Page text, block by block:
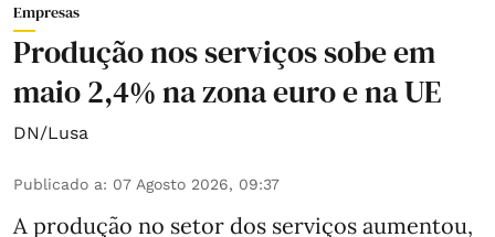
Empresas
Produção nos serviços sobe em
maio 2,4% na zona euro e na UE
DN/Lusa
Publicado a: 07 Agosto 2026, 09:37
A produção no setor dos serviços aumentou,